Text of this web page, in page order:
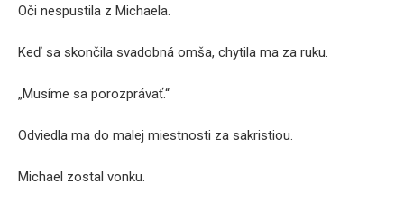
Oči nespustila z Michaela.
Keď sa skončila svadobná omša, chytila ma za ruku.
„Musíme sa porozprávať.“
Odviedla ma do malej miestnosti za sakristiou.
Michael zostal vonku.